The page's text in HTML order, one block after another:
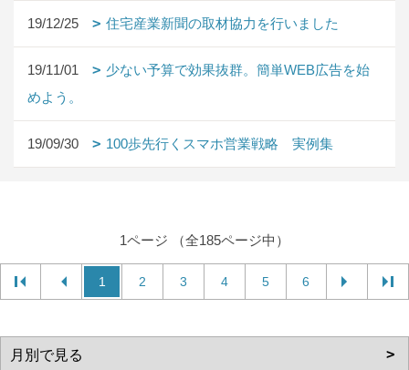
19/12/25 住宅産業新聞の取材協力を行いました
19/11/01
少ない予算で効果抜群。簡単WEB広告を始
めよう。
19/09/30 100歩先行くスマホ営業戦略 実例集
1ページ （全185ページ中）
1 2 3 4 5 6